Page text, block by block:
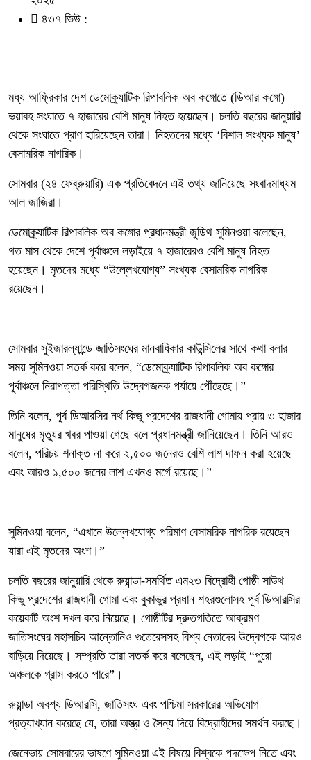
৪৩৭ ভিউ :
মধ্য আফ্রিকার দেশ ডেমোক্র্যাটিক রিপাবলিক অব কঙ্গোতে (ডিআর কঙ্গো)
ভয়াবহ সংঘাতে ৭ হাজারের বেশি মানুষ নিহত হয়েছেন। চলতি বছরের জানুয়ারি
থেকে সংঘাতে প্রাণ হারিয়েছেন তারা। নিহতদের মধ্যে ‘বিশাল সংখ্যক মানুষ’
বেসামরিক নাগরিক।
সোমবার (২৪ ফেব্রুয়ারি) এক প্রতিবেদনে এই তথ্য জানিয়েছে সংবাদমাধ্যম
আল জাজিরা।
ডেমোক্র্যাটিক রিপাবলিক অব কঙ্গোর প্রধানমন্ত্রী জুডিথ সুমিনওয়া বলেছেন,
গত মাস থেকে দেশে পূর্বাঞ্চলে লড়াইয়ে ৭ হাজারেরও বেশি মানুষ নিহত
হয়েছেন। মৃতদের মধ্যে “উল্লেখযোগ্য” সংখ্যক বেসামরিক নাগরিক
রয়েছেন।
সোমবার সুইজারল্যান্ডে জাতিসংঘের মানবাধিকার কাউন্সিলের সাথে কথা বলার
সময় সুমিনওয়া সতর্ক করে বলেন, “ডেমোক্র্যাটিক রিপাবলিক অব কঙ্গোর
পূর্বাঞ্চলে নিরাপত্তা পরিস্থিতি উদ্বেগজনক পর্যায়ে পৌঁছেছে।”
তিনি বলেন, পূর্ব ডিআরসির নর্থ কিভু প্রদেশের রাজধানী গোমায় প্রায় ৩ হাজার
মানুষের মৃত্যুর খবর পাওয়া গেছে বলে প্রধানমন্ত্রী জানিয়েছেন। তিনি আরও
বলেন, পরিচয় শনাক্ত না করে ২,৫০০ জনেরও বেশি লাশ দাফন করা হয়েছে
এবং আরও ১,৫০০ জনের লাশ এখনও মর্গে রয়েছে।”
সুমিনওয়া বলেন, “এখানে উল্লেখযোগ্য পরিমাণ বেসামরিক নাগরিক রয়েছেন
যারা এই মৃতদের অংশ।”
চলতি বছরের জানুয়ারি থেকে রুয়ান্ডা-সমর্থিত এম২৩ বিদ্রোহী গোষ্ঠী সাউথ
কিভু প্রদেশের রাজধানী গোমা এবং বুকাভুর প্রধান শহরগুলোসহ পূর্ব ডিআরসির
কয়েকটি অংশ দখল করে নিয়েছে। গোষ্ঠীটির দ্রুতগতিতে আক্রমণ
জাতিসংঘের মহাসচিব আন্তোনিও গুতেরেসসহ বিশ্ব নেতাদের উদ্বেগকে আরও
বাড়িয়ে দিয়েছে। সম্প্রতি তারা সতর্ক করে বলেছেন, এই লড়াই “পুরো
অঞ্চলকে গ্রাস করতে পারে”।
রুয়ান্ডা অবশ্য ডিআরসি, জাতিসংঘ এবং পশ্চিমা সরকারের অভিযোগ
প্রত্যাখ্যান করেছে যে, তারা অস্ত্র ও সৈন্য দিয়ে বিদ্রোহীদের সমর্থন করছে।
জেনেভায় সোমবারের ভাষণে সুমিনওয়া এই বিষয়ে বিশ্বকে পদক্ষেপ নিতে এবং